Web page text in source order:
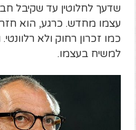
שדעך לחלוטין עד שקיבל
עצמו מחדש. כרגע, הוא חזר
כמו זכרון רחוק ולא
למשיח בעצמו.